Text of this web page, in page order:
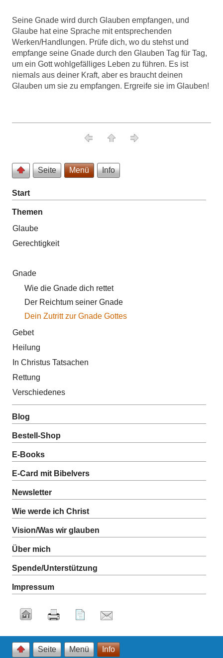
Seine Gnade wird durch Glauben empfangen, und
Glaube hat eine Sprache mit entsprechenden
Werken/Handlungen. Prüfe dich, wo du stehst und
empfange seine Gnade durch den Glauben Tag für Tag,
um ein Gott wohlgefälliges Leben zu führen. Es ist
niemals aus deiner Kraft, aber es braucht deinen
Glauben um sie zu empfangen. Ergreife sie im Glauben!
Seite Menü Info
Start
Themen
Glaube
Gerechtigkeit
Gnade
Wie die Gnade dich rettet
Der Reichtum seiner Gnade
Dein Zutritt zur Gnade Gottes
Gebet
Heilung
In Christus Tatsachen
Rettung
Verschiedenes
Blog
Bestell-Shop
E-Books
E-Card mit Bibelvers
Newsletter
Wie werde ich Christ
Vision/Was wir glauben
Über mich
Spende/Unterstützung
Impressum
Seite Menü Info